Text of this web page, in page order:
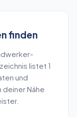
finden
-
listet 1
und
Nähe